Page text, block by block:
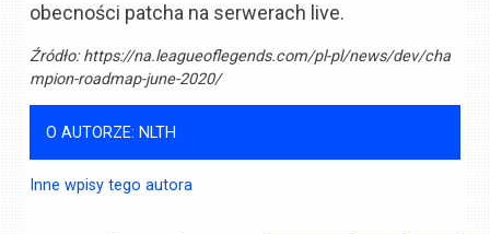
obecności patcha na serwerach live.
Źródło:https://na.leagueoflegends.com/pl-pl/news/dev/cha
mpion-roadmap-june-2020/
O AUTORZE: NLTH
Inne wpisy tego autora